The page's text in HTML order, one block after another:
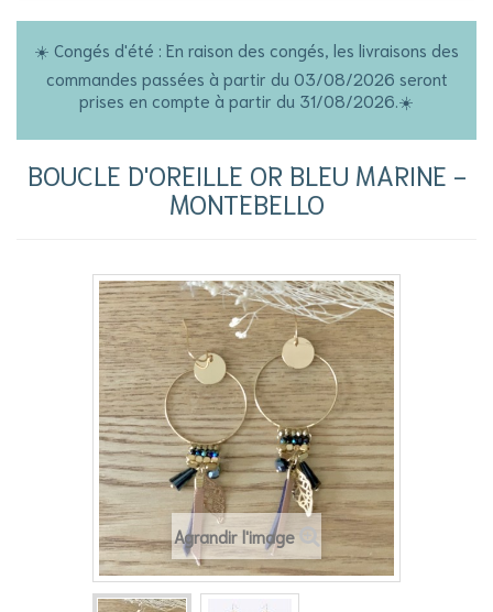
☀️ Congés d'été : En raison des congés, les livraisons des
commandes passées à partir du 03/08/2026 seront
prises en compte à partir du 31/08/2026.☀️
BOUCLE D'OREILLE OR BLEU MARINE -
MONTEBELLO
Agrandir l'image